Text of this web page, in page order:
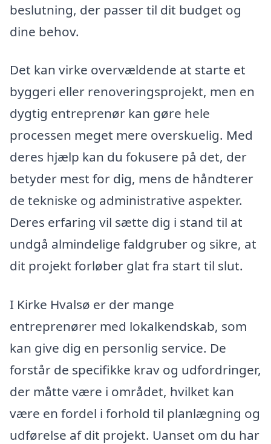
beslutning, der passer til dit budget og
dine behov.
Det kan virke overvældende at starte et
byggeri eller renoveringsprojekt, men en
dygtig entreprenør kan gøre hele
processen meget mere overskuelig. Med
deres hjælp kan du fokusere på det, der
betyder mest for dig, mens de håndterer
de tekniske og administrative aspekter.
Deres erfaring vil sætte dig i stand til at
undgå almindelige faldgruber og sikre, at
dit projekt forløber glat fra start til slut.
I Kirke Hvalsø er der mange
entreprenører med lokalkendskab, som
kan give dig en personlig service. De
forstår de specifikke krav og udfordringer,
der måtte være i området, hvilket kan
være en fordel i forhold til planlægning og
udførelse af dit projekt. Uanset om du har